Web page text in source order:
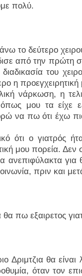
πολύ.
το δεύτερο
από την πρώτη
του
η
νάρκωση, η
μου τα είχε
να πω ότι έχω
ότι ο γιατρός
μου πορεία.
ανεπιφύλακτα
πριν και
πω εξαιρετος
Δριμτζια θα
όταν τον